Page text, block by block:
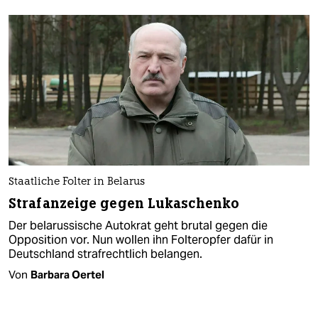
Staatliche Folter in Belarus
Strafanzeige gegen Lukaschenko
Der belarussische Autokrat geht brutal gegen die
Opposition vor. Nun wollen ihn Folteropfer dafür in
Deutschland strafrechtlich belangen.
Von Barbara Oertel